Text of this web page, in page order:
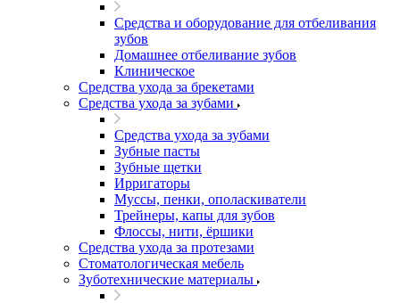
Средства и оборудование для отбеливания
зубов
Домашнее отбеливание зубов
Клиническое
Средства ухода за брекетами
Средства ухода за зубами
Средства ухода за зубами
Зубные пасты
Зубные щетки
Ирригаторы
Муссы, пенки, ополаскиватели
Трейнеры, капы для зубов
Флоссы, нити, ёршики
Средства ухода за протезами
Стоматологическая мебель
Зуботехнические материалы